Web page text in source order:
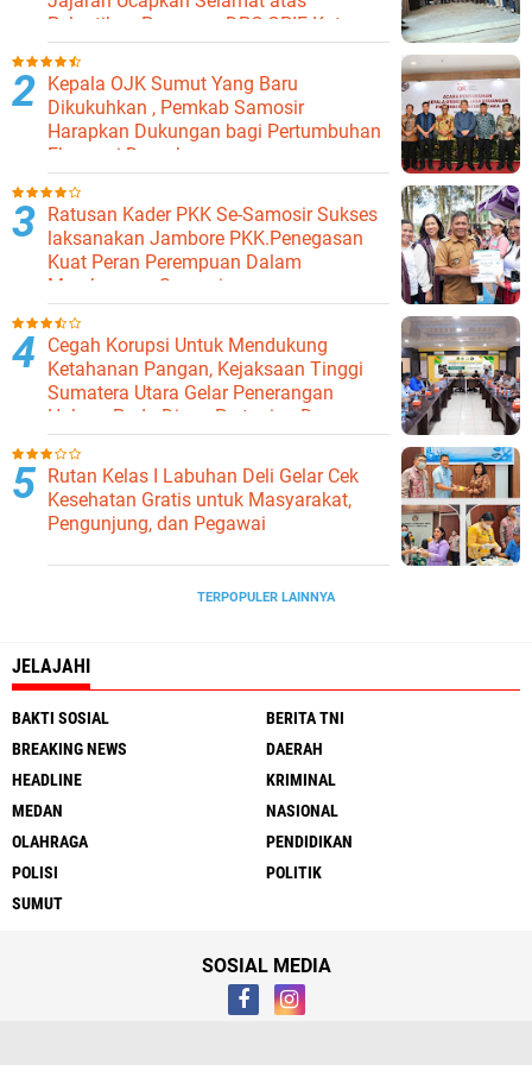
Pelantikan Pengurus DPC GPIE Kota
Binjai
Kepala OJK Sumut Yang Baru
Dikukuhkan , Pemkab Samosir
Harapkan Dukungan bagi Pertumbuhan
Ekonomi Daerah
Ratusan Kader PKK Se-Samosir Sukses
laksanakan Jambore PKK.Penegasan
Kuat Peran Perempuan Dalam
Membangun Samosir.
Cegah Korupsi Untuk Mendukung
Ketahanan Pangan, Kejaksaan Tinggi
Sumatera Utara Gelar Penerangan
Hukum Pada Dinas Pertanian Dan
Ketahanan Pangan
Rutan Kelas I Labuhan Deli Gelar Cek
Kesehatan Gratis untuk Masyarakat,
Pengunjung, dan Pegawai
TERPOPULER LAINNYA
JELAJAHI
BAKTI SOSIAL
BERITA TNI
BREAKING NEWS
DAERAH
HEADLINE
KRIMINAL
MEDAN
NASIONAL
OLAHRAGA
PENDIDIKAN
POLISI
POLITIK
SUMUT
SOSIAL MEDIA